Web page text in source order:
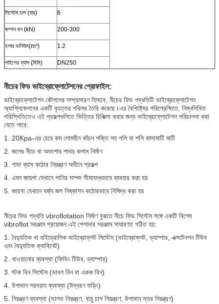
সিস্টেম চাপ (বার) 6
কম্পন বল (kN) 200-300
হপার ভলিউম(m³) 1.2
পাইপের ব্যাস (মিমি) DN250
নীচের ফিড ভাইব্রোফ্লোটেশনের প্রোফাইল:
ভাইব্রোফ্লোটেশন কৌশলের সম্প্রসারণ হিসাবে, নীচের ফিড পদ্ধতিটি ভাইব্রোফ্লোটেশন
অ্যাপ্লিকেশনের একটি বৃহত্তর পরিসর তৈরি করেছে।এর বৈশিষ্ট্যের পরিপ্রেক্ষিতে, নিম্নলিখিত
পরিস্থিতিতেও এই প্রকল্পগুলিতে ভিত্তির চিকিত্সা করার জন্য ভাইব্রোফ্লোটেশন পরিচালনা করা
যেতে পারে:
1. 20Kpa-এর চেয়ে কম লোমহীন কাঁচন শক্তি সহ পলি বা পলি কাদামাটি মাটি
2. জলের নীচে বা অফশোর পাথর কলাম নির্মাণ
3. গাদা ব্যাস কঠোর নিয়ন্ত্রণ অধীনে প্রকল্প
4. এমন জায়গা যেখানে পানির সম্পদ সীমাবদ্ধভাবে ব্যবহার করা হয়
5. জায়গা যেখানে বর্জ্য জল নিষ্কাশন কঠোরভাবে নিষিদ্ধ করা হয়
নীচের ফিড পদ্ধতি vbroflotation নির্মাণ বুঝতে নীচে ফিড সিস্টেম সঙ্গে একটি বিশেষ
vibroflot সরঞ্জাম প্রয়োজন.এই পেশাদার সরঞ্জাম সাধারণত গঠিত হয়:
1. বৈদ্যুতিক বা হাইড্রোলিক ভাইব্রোফ্লট সিস্টেম (ভাইব্রোফ্লট, ড্যাম্পার, এক্সটেনশন টিউব
এবং বৈদ্যুতিক ক্যাবিনেট)
2. খাওয়ানোর ব্যবস্থা (ফিডিং টিউব, ড্যাম্পার)
3. স্টক বিন সিস্টেম (ডাবল বিন বা একক বিন)
4. উপাদান সরবরাহ ব্যবস্থা (উদ্ধরণ ফড়িং)
5. নিয়ন্ত্রণ ব্যবস্থা (ভালভ নিয়ন্ত্রণ, বায়ু চাপ নিয়ন্ত্রণ, উপাদান স্তর নিয়ন্ত্রণ)